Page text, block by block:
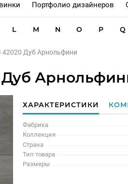
Портфолио дизайнеров
L M N O P Q
42020 Дуб Арнольфини
Дуб
ХАРАКТЕРИСТИКИ
Фабрика
Коллекция
Страна
Тип товара
Размеры